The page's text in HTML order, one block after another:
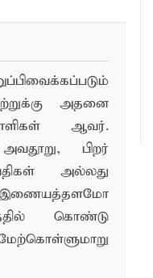
அதனை
ஆவர்.
பிறர்
அல்லது
இணையத்தளமோ
கொண்டு